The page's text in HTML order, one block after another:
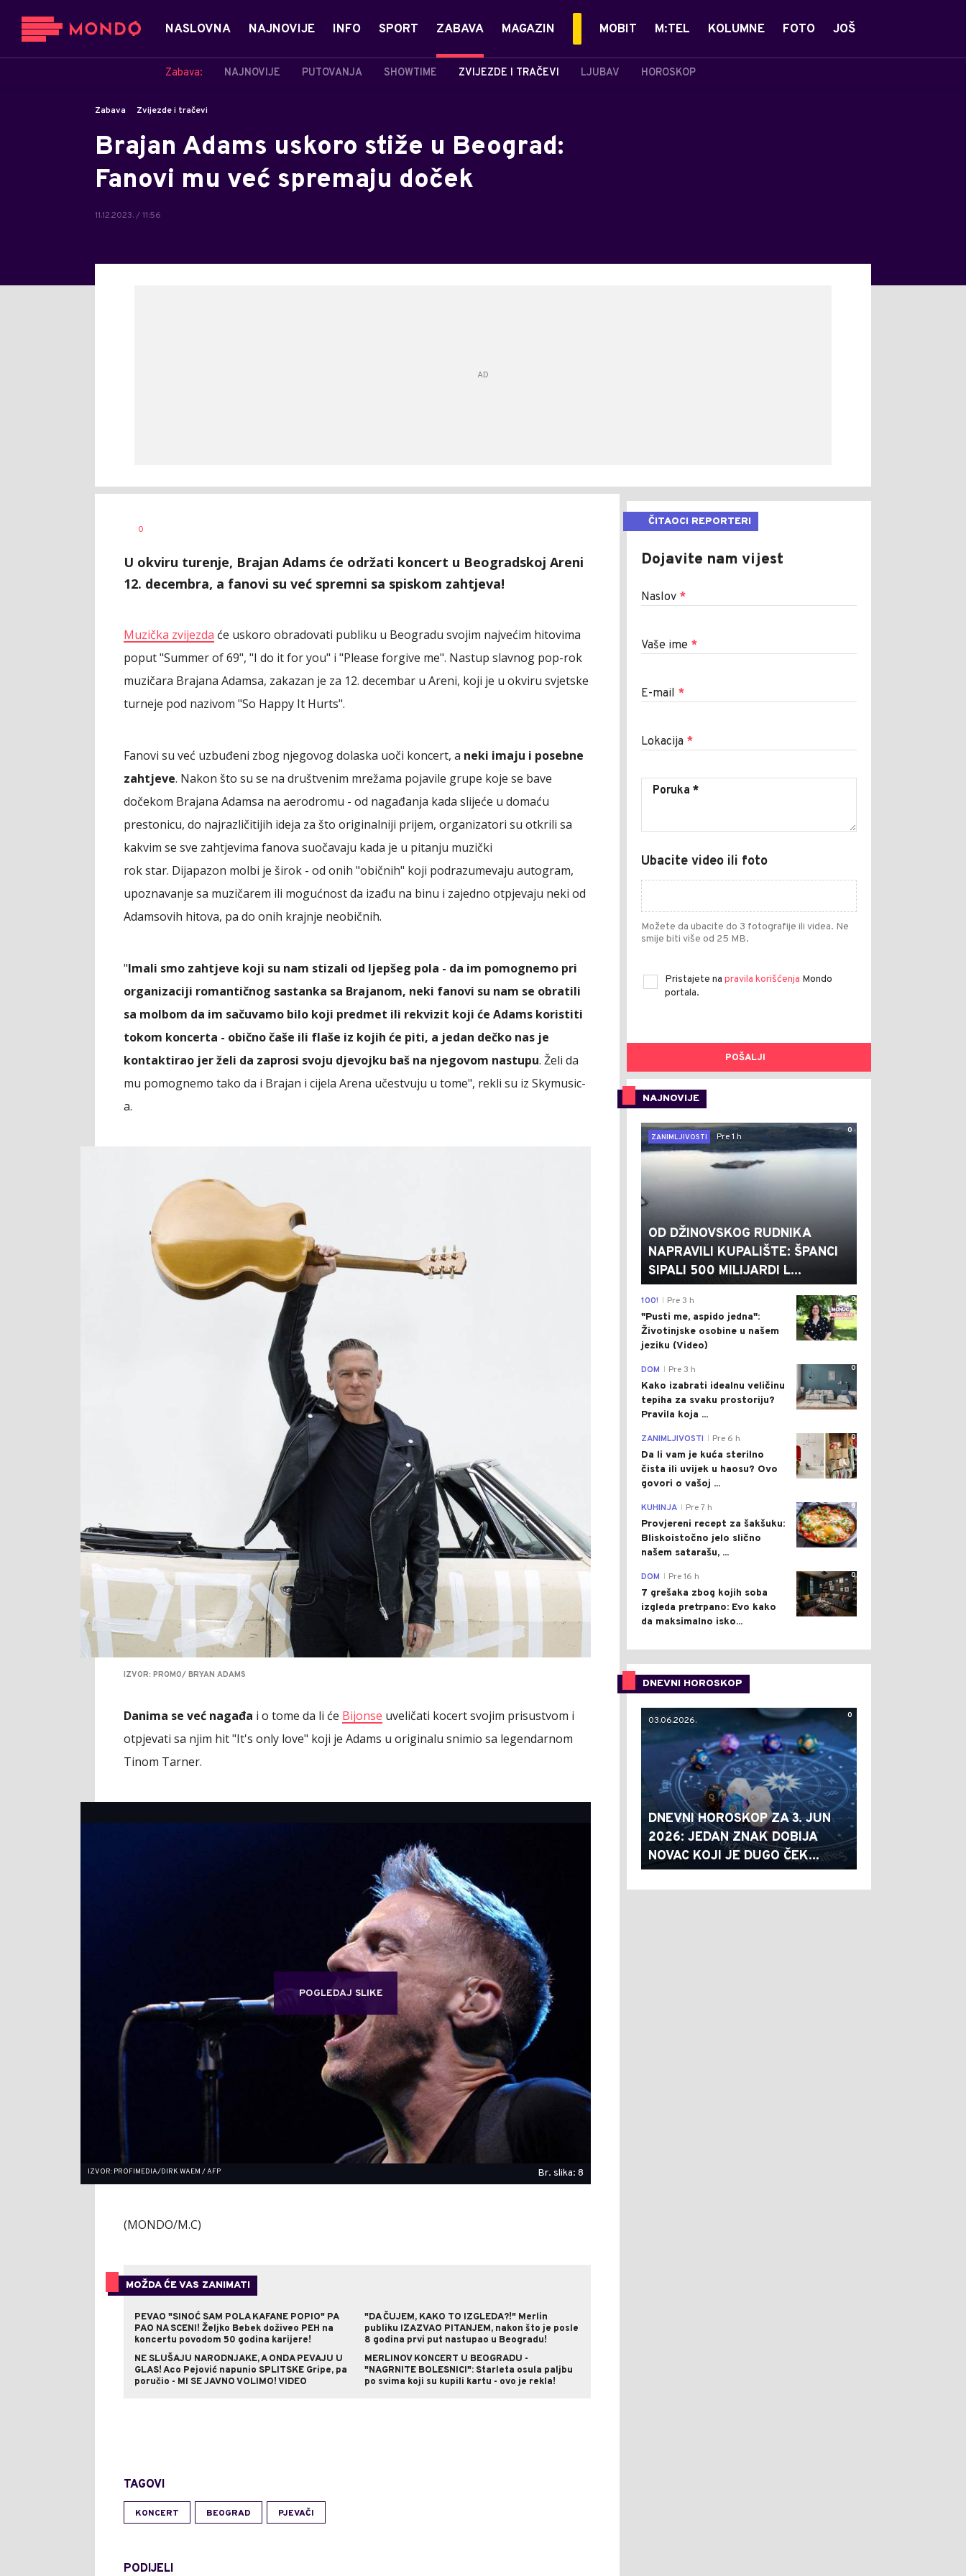
NASLOVNA NAJNOVIJE INFO SPORT ZABAVA
Zabava: NAJNOVIJE PUTOVANJA SHOWTIME ZVIJEZDE I TRAČEVI LJUBAV HOROSKOP
MAGAZIN MOBIT M:TEL KOLUMNE FOTO JOŠ
Zabava Zvijezde i tračevi
Brajan Adams uskoro stiže u Beograd:
Fanovi mu već spremaju doček
11.12.2023. / 11:56
AUTOR
0
U okviru turenje, Brajan Adams će održati koncert u Beogradskoj Areni
12. decembra, a fanovi su već spremni sa spiskom zahtjeva!
Muzička zvijezda će uskoro obradovati publiku u Beogradu svojim najvećim hitovima
poput "Summer of 69", "I do it for you" i "Please forgive me". Nastup slavnog pop-rok
muzičara Brajana Adamsa, zakazan je za 12. decembar u Areni, koji je u okviru svjetske
turneje pod nazivom "So Happy It Hurts".
Fanovi su već uzbuđeni zbog njegovog dolaska uoči koncert, a neki imaju i posebne
zahtjeve. Nakon što su se na društvenim mrežama pojavile grupe koje se bave
dočekom Brajana Adamsa na aerodromu - od nagađanja kada slijeće u domaću
prestonicu, do najrazličitijih ideja za što originalniji prijem, organizatori su otkrili sa
kakvim se sve zahtjevima fanova suočavaju kada je u pitanju muzički
rok star. Dijapazon molbi je širok - od onih "običnih" koji podrazumevaju autogram,
upoznavanje sa muzičarem ili mogućnost da izađu na binu i zajedno otpjevaju neki od
Adamsovih hitova, pa do onih krajnje neobičnih.
"Imali smo zahtjeve koji su nam stizali od ljepšeg pola - da im pomognemo pri
organizaciji romantičnog sastanka sa Brajanom, neki fanovi su nam se obratili
sa molbom da im sačuvamo bilo koji predmet ili rekvizit koji će Adams koristiti
tokom koncerta - obično čaše ili flaše iz kojih će piti, a jedan dečko nas je
kontaktirao jer želi da zaprosi svoju djevojku baš na njegovom nastupu. Želi da
mu pomognemo tako da i Brajan i cijela Arena učestvuju u tome", rekli su iz Skymusic-
a.
IZVOR: PROMO/ BRYAN ADAMS
Danima se već nagađa i o tome da li će Bijonse uveličati kocert svojim prisustvom i
otpjevati sa njim hit "It's only love" koji je Adams u originalu snimio sa legendarnom
Tinom Tarner.
POGLEDAJ SLIKE
IZVOR: PROFIMEDIA/DIRK WAEM / AFP Br. slika: 8
(MONDO/M.C)
MOŽDA ĆE VAS ZANIMATI
PEVAO "SINOĆ SAM POLA KAFANE POPIO" PA
PAO NA SCENI! Željko Bebek doživeo PEH na
koncertu povodom 50 godina karijere!
"DA ČUJEM, KAKO TO IZGLEDA?!" Merlin
publiku IZAZVAO PITANJEM, nakon što je posle
8 godina prvi put nastupao u Beogradu!
NE SLUŠAJU NARODNJAKE, A ONDA PEVAJU U
GLAS! Aco Pejović napunio SPLITSKE Gripe, pa
poručio - MI SE JAVNO VOLIMO! VIDEO
MERLINOV KONCERT U BEOGRADU -
"NAGRNITE BOLESNICI": Starleta osula paljbu
po svima koji su kupili kartu - ovo je rekla!
TAGOVI
KONCERT BEOGRAD PJEVAČI
PODIJELI
ČITAOCI REPORTERI
Dojavite nam vijest
Naslov *
Vaše ime *
E-mail *
Lokacija *
Ubacite video ili foto
Možete da ubacite do 3 fotografije ili videa. Ne
smije biti više od 25 MB.
Pristajete na pravila korišćenja Mondo
portala.
POŠALJI
NAJNOVIJE
0
ZANIMLJIVOSTI
Pre 1 h
OD DŽINOVSKOG RUDNIKA
NAPRAVILI KUPALIŠTE: ŠPANCI
SIPALI 500 MILIJARDI L...
0
100! Pre 3 h
"Pusti me, aspido jedna":
Životinjske osobine u našem
jeziku (Video)
0
DOM Pre 3 h
Kako izabrati idealnu veličinu
tepiha za svaku prostoriju?
Pravila koja ...
0
ZANIMLJIVOSTI Pre 6 h
Da li vam je kuća sterilno
čista ili uvijek u haosu? Ovo
govori o vašoj ...
0
KUHINJA Pre 7 h
Provjereni recept za šakšuku:
Bliskoistočno jelo slično
našem satarašu, ...
0
DOM Pre 16 h
7 grešaka zbog kojih soba
izgleda pretrpano: Evo kako
da maksimalno isko...
DNEVNI HOROSKOP
0
03.06.2026.
DNEVNI HOROSKOP ZA 3. JUN
2026: JEDAN ZNAK DOBIJA
NOVAC KOJI JE DUGO ČEK...